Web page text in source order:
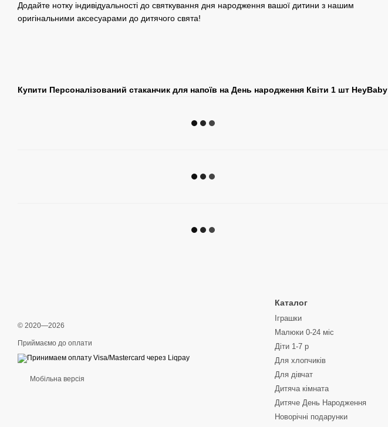
Додайте нотку індивідуальності до святкування дня народження вашої дитини з нашим
оригінальними аксесуарами до дитячого свята!
Купити Персоналізований стаканчик для напоїв на День народження Квіти 1 шт HeyBaby
© 2020—2026
Приймаємо до оплати
Мобільна версія
Каталог
Іграшки
Малюки 0-24 міс
Діти 1-7 р
Для хлопчиків
Для дівчат
Дитяча кімната
Дитяче День Народження
Новорічні подарунки